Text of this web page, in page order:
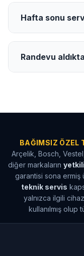
Hafta sonu
Randevu
BAĞIMSIZ ÖZEL
Arçelik, Bosch,
diğer markaların
garantisi sona
teknik servis
yalnızca ilgili
kullanılmış olup